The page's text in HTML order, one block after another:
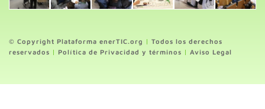
© Copyright Plataforma enerTIC.org | Todos los derechos
reservados | Política de Privacidad y términos | Aviso Legal